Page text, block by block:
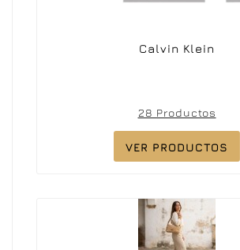
Calvin Klein
28 Productos
VER PRODUCTOS